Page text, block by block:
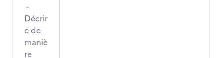
-
Décrir
e de
maniè
re